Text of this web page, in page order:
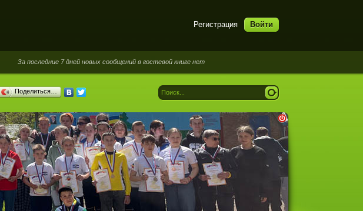
Регистрация Войти
последние 7 дней новых сообщений в гостевой книге нет
Поделиться…